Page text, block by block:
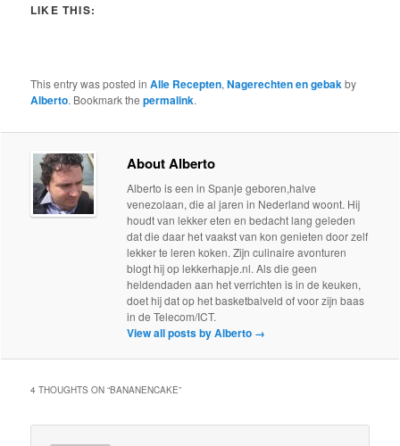
LIKE THIS:
This entry was posted inAlle Recepten,Nagerechten en gebakby
Alberto. Bookmark thepermalink.
About Alberto
Alberto is een in Spanje geboren,halve
venezolaan, die al jaren in Nederland woont. Hij
houdt van lekker eten en bedacht lang geleden
dat die daar het vaakst van kon genieten door zelf
lekker te leren koken. Zijn culinaire avonturen
blogt hij op lekkerhapje.nl. Als die geen
heldendaden aan het verrichten is in de keuken,
doet hij dat op het basketbalveld of voor zijn baas
in de Telecom/ICT.
View all posts by Alberto →
4 THOUGHTS ON “BANANENCAKE”